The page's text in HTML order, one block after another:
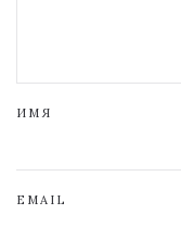
ИМЯ
EMAIL